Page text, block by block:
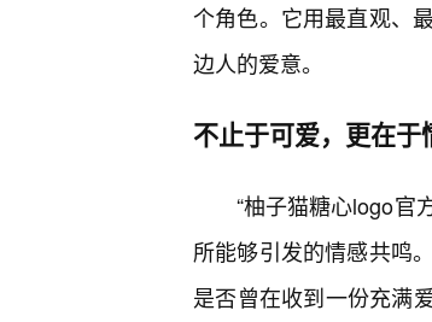
个角色。它用最直观、
边人的爱意。
不止于可爱，更在于
“柚子猫糖心logo官
所能够引发的情感共鸣
是否曾在收到一份充满